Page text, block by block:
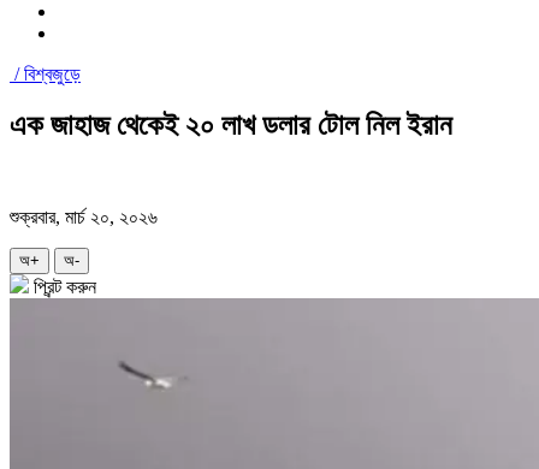
/বিশ্বজুড়ে
এক জাহাজ থেকেই ২০ লাখ ডলার টোল নিল ইরান
শুক্রবার, মার্চ ২০, ২০২৬
অ+ অ-
প্রিন্ট করুন